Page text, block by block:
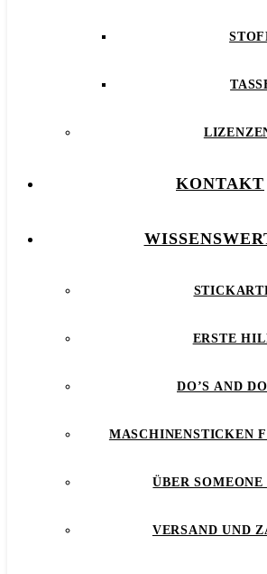
KONTAKT
ERSTE
DO’S AND
MASCHINENSTICKEN
ÜBER
VERSAND UND